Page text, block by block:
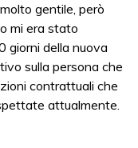
gentile, però
mi era stato
giorni della nuova
sulla persona che
contrattuali che
attualmente.